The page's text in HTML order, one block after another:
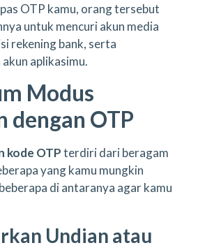
OTP kamu, orang tersebut
untuk mencuri akun media
rekening bank, serta
aplikasimu.
Modus
dengan OTP
kode OTPterdiri dari beragam
yang kamu mungkin
di antaranya agar kamu
Undian atau